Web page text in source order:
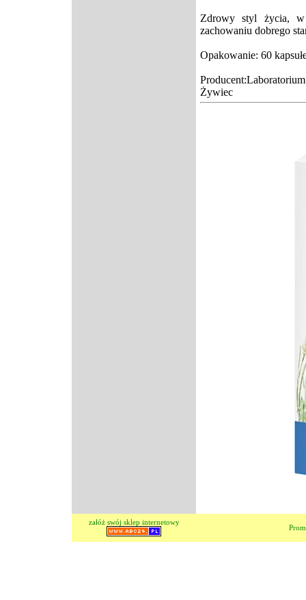
Zdrowy styl życia, w
zachowaniu dobrego
Opakowanie: 60
Żywiec
załóż swój sklep internetowy